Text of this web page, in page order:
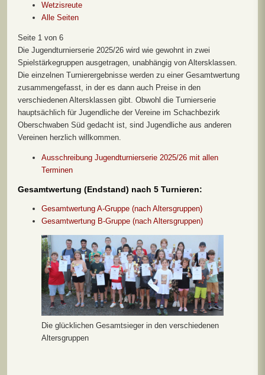
Wetzisreute
Alle Seiten
Seite 1 von 6
Die Jugendturnierserie 2025/26 wird wie gewohnt in zwei
Spielstärkegruppen ausgetragen, unabhängig von Altersklassen.
Die einzelnen Turnierergebnisse werden zu einer Gesamtwertung
zusammengefasst, in der es dann auch Preise in den
verschiedenen Altersklassen gibt. Obwohl die Turnierserie
hauptsächlich für Jugendliche der Vereine im Schachbezirk
Oberschwaben Süd gedacht ist, sind Jugendliche aus anderen
Vereinen herzlich willkommen.
Ausschreibung Jugendturnierserie 2025/26 mit allen
Terminen
Gesamtwertung (Endstand) nach 5 Turnieren:
Gesamtwertung A-Gruppe (nach Altersgruppen)
Gesamtwertung B-Gruppe (nach Altersgruppen)
Die glücklichen Gesamtsieger in den verschiedenen
Altersgruppen